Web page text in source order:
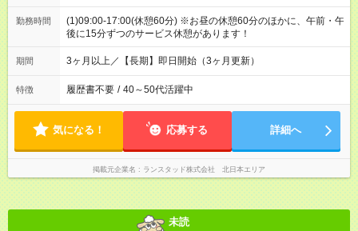
勤務時間
(1)09:00-17:00(休憩60分) ※お昼の休憩60分のほかに、午前・午
後に15分ずつのサービス休憩があります！
期間 3ヶ月以上／【長期】即日開始（3ヶ月更新）
特徴 履歴書不要 / 40～50代活躍中
気になる！ 応募する 詳細へ
掲載元企業名 ランスタッド株式会社 北日本エリア
未読